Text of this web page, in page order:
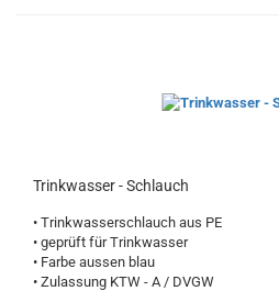
Trinkwasser - Schlauch
• Trinkwasserschlauch aus PE
• geprüft für Trinkwasser
• Farbe aussen blau
• Zulassung KTW - A / DVGW